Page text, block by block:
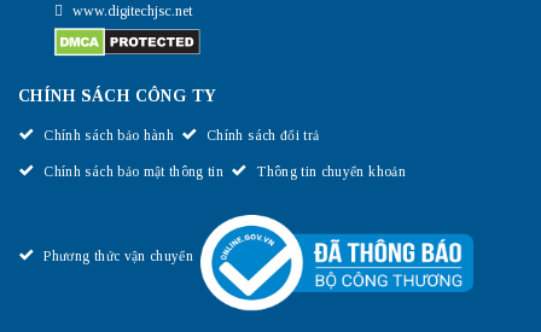
www.digitechjsc.net
CHÍNH SÁCH CÔNG TY
Chính sách bảo hành Chính sách đổi trả
Chính sách bảo mật thông tin Thông tin chuyển khoản
Phương thức vận chuyển